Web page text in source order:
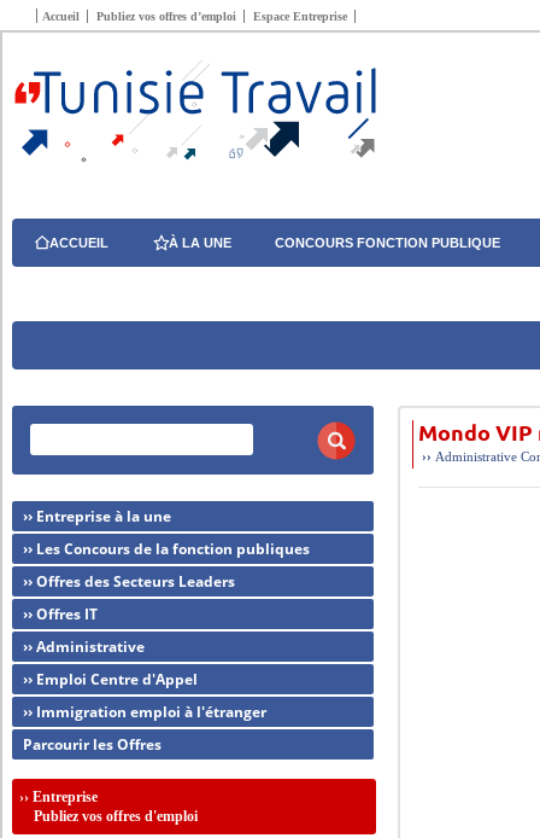
Accueil Publiez vos offres d’emploi Espace Entreprise
ACCUEIL À LA UNE CONCOURS FONCTION PUBLIQUE
Mondo
›› Administrative
›› Entreprise à la une
›› Les Concours de la fonction publiques
›› Offres des Secteurs Leaders
›› Offres IT
›› Administrative
›› Emploi Centre d'Appel
›› Immigration emploi à l'étranger
Parcourir les Offres
››Entreprise
Publiez vos offres d'emploi